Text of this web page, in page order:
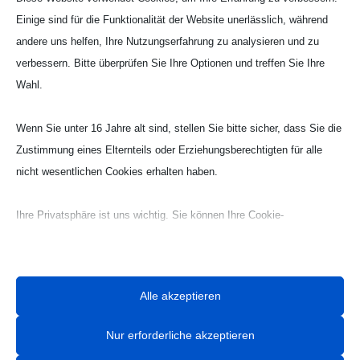

Kontakt Handball
Tobias Hintzen
Mobil: 0177 2703058
Einige sind für die Funktionalität der Website unerlässlich, während
andere uns helfen, Ihre Nutzungserfahrung zu analysieren und zu
verbessern. Bitte überprüfen Sie Ihre Optionen und treffen Sie Ihre
Wahl.
Wenn Sie unter 16 Jahre alt sind, stellen Sie bitte sicher, dass Sie die
Zustimmung eines Elternteils oder Erziehungsberechtigten für alle
nicht wesentlichen Cookies erhalten haben.
Ihre Privatsphäre ist uns wichtig. Sie können Ihre Cookie-
Sie können Ihre Präferenzen jederzeit ändern, indem Sie auf die
Schaltfläche „Einstellungen“ unten klicken.
Beachten Sie, dass das Deaktivieren bestimmter Arten von Cookies
Alle akzeptieren
Nur erforderliche akzeptieren